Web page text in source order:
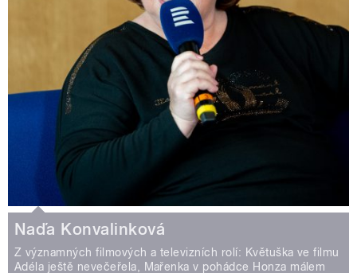
Naďa Konvalinková
Z významných filmových a televizních rolí: Květuška ve filmu
Adéla ještě nevečeřela, Mařenka v pohádce Honza málem